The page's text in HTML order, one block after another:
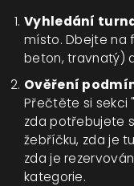
Vyhledání
místo. Dbejte na
beton, travnatý)
Ověření
Přečtěte si sekci
zda potřebujete
žebříčku, zda je
zda je
kategorie.